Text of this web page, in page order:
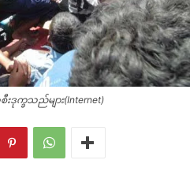
က္ခသည်များ(Internet)